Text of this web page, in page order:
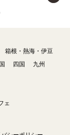
箱根・熱海・伊豆
四国
九州
ェ